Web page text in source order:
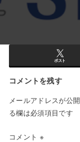
ポスト
コメントを残す
メールアドレスが公
る欄は必須項目です
コメント ※